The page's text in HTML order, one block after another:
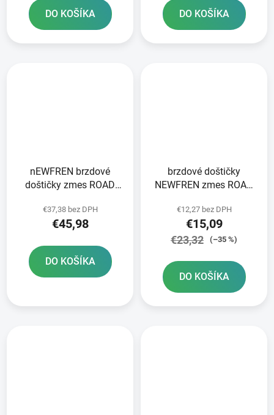
DO KOŠÍKA DO KOŠÍKA
nEWFREN brzdové
doštičky zmes ROAD
ks v balení
€37,38 bez DPH
€45,98
DO KOŠÍKA
brzdové doštičky
NEWFREN zmes ROAD
v balení
€12,27 bez DPH
€15,09
€23,32 (–35 %)
DO KOŠÍKA